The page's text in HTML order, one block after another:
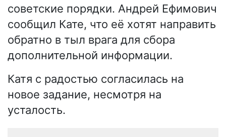
советские порядки. Андрей Ефимович
сообщил Кате, что её хотят направить
обратно в тыл врага для сбора
дополнительной информации.
Катя с радостью согласилась на
новое задание, несмотря на
усталость.